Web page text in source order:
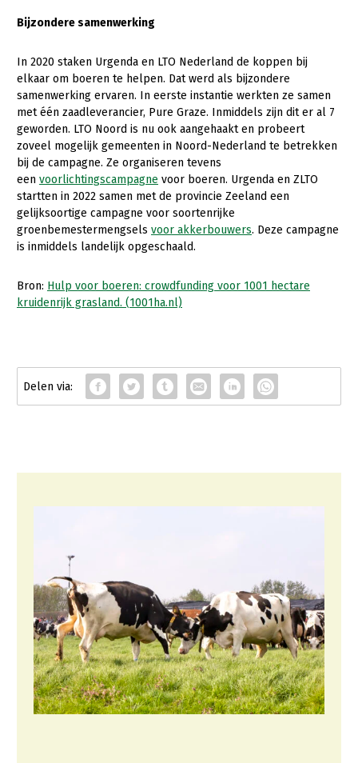
Paddenstoelen
Vollegrondsgroente
Webinars
Over LTO
LTO Nederland
Mensen
Bestuur en Directie
Medewerkers
Vakgroepbestuurders
Jaarverslag 2023
Vacatures
Pers
Contact
Bijzondere samenwerking
In 2020 staken Urgenda en LTO Nederland de koppen bij
elkaar om boeren te helpen. Dat werd als bijzondere
samenwerking ervaren. In eerste instantie werkten ze samen
met één zaadleverancier, Pure Graze. Inmiddels zijn dit er al 7
geworden. LTO Noord is nu ook aangehaakt en probeert
zoveel mogelijk gemeenten in Noord-Nederland te betrekken
bij de campagne. Ze organiseren tevens
een voorlichtingscampagne voor boeren. Urgenda en ZLTO
startten in 2022 samen met de provincie Zeeland een
gelijksoortige campagne voor soortenrijke
groenbemestermengsels voor akkerbouwers. Deze campagne
is inmiddels landelijk opgeschaald.
Bron: Hulp voor boeren: crowdfunding voor 1001 hectare
kruidenrijk grasland. (1001ha.nl)